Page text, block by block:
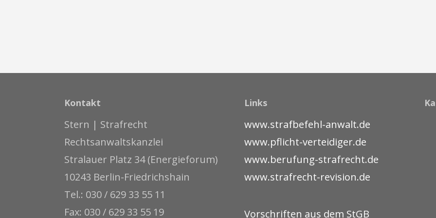
Kontakt
Stern | Strafrecht
Rechtsanwaltskanzlei
Stralauer Platz 34 (Energieforum)
10243 Berlin-Friedrichshain
Tel.: 030 / 629 33 55 11
Fax: 030 / 629 33 55 19
Links
www.strafbefehl-anwalt.de
www.pflicht-verteidiger.de
www.berufung-strafrecht.de
www.strafrecht-revision.de
Vorschriften aus dem StGB